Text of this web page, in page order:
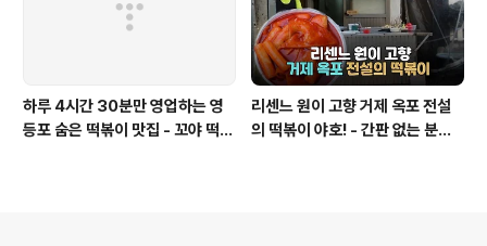
하루 4시간 30분만 영업하는 영
등포 숨은 떡볶이 맛집 - 꼬야 떡볶
리센느 원이 고향 거제 옥포 전설
의 떡볶이 야호! - 간판 없는 분식